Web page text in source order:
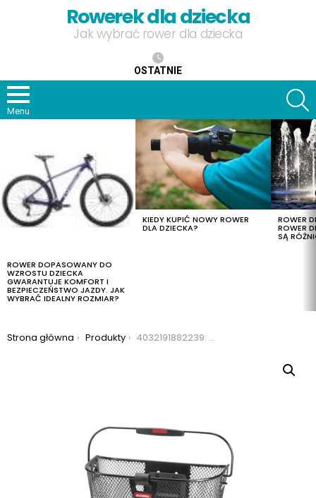
Rowerek dla dziecka
Jak wybrać rower dla dziecka
OSTATNIE
Menu
ROWER DOPASOWANY DO
WZROSTU DZIECKA
GWARANTUJE KOMFORT I
BEZPIECZEŃSTWO JAZDY. JAK
WYBRAĆ IDEALNY ROZMIAR?
KIEDY KUPIĆ NOWY ROWER
DLA DZIECKA?
ROWER
ROWER
SĄ
Jesteś tutaj:
Strona główna Produkty 4032191882239: koszyk rowerowy na przód klickfix uni czarny